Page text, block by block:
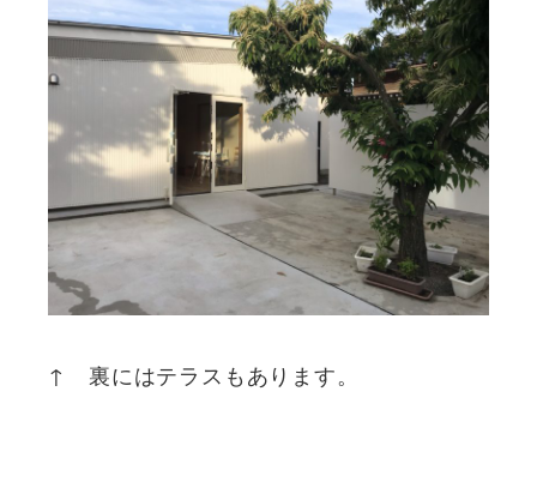
↑ 裏にはテラスもあります。